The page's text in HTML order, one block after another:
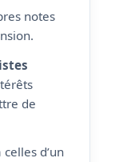
notes
de
d’un